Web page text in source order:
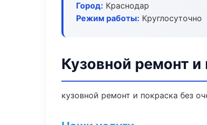
Город: Краснодар
Режим работы: Круглосуточно
Кузовной ремонт
кузовной ремонт и покраска без